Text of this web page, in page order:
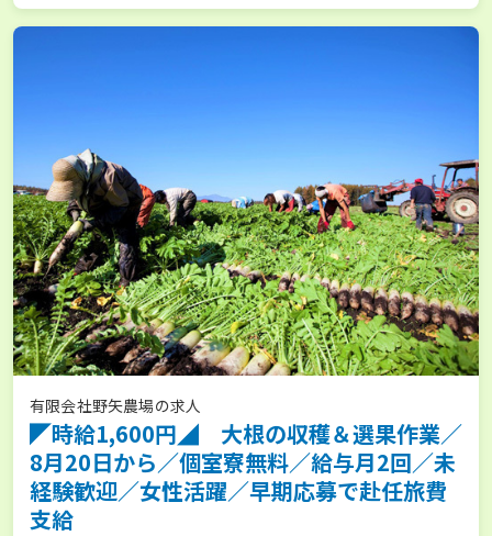
有限会社野矢農場の求人
◤時給1,600円◢ 大根の収穫＆選果作業／
8月20日から／個室寮無料／給与月2回／未
経験歓迎／女性活躍／早期応募で赴任旅費
支給